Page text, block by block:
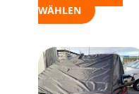
WÄHLEN